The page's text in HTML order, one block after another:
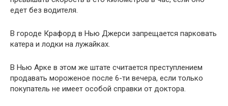
едет без водителя.
В городе Крафорд в Нью Джерси запрещается парковать
катера и лодки на лужайках.
В Нью Арке в этом же штате считается преступлением
продавать мороженое после 6-ти вечера, если только
покупатель не имеет особой справки от доктора.